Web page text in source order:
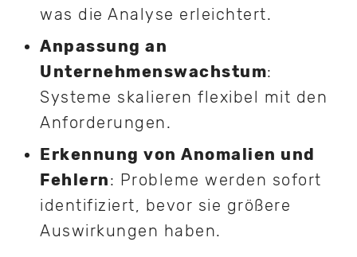
was die Analyse erleichtert.
Anpassung an
Unternehmenswachstum:
Systeme skalieren flexibel mit den
Anforderungen.
Erkennung von Anomalien und
Fehlern: Probleme werden sofort
identifiziert, bevor sie größere
Auswirkungen haben.